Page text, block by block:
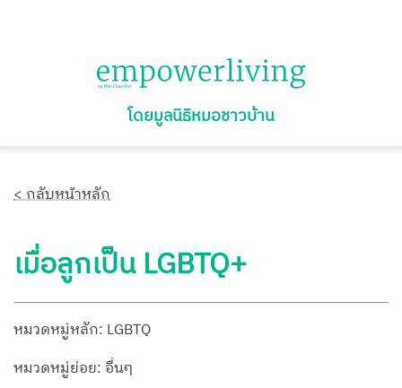
โดยมูลนิธิหมอชาวบ้าน
< กลับหน้าหลัก
เมื่อลูกเป็น LGBTQ+
หมวดหมู่หลัก: LGBTQ
หมวดหมู่ย่อย: อื่นๆ